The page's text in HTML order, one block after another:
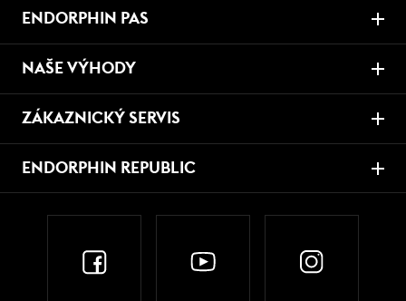
ENDORPHIN PAS
NAŠE VÝHODY
ZÁKAZNICKÝ SERVIS
ENDORPHIN REPUBLIC